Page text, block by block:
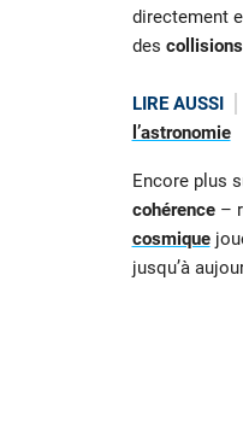
directement
des collisions
LIRE AUSSI
l’astronomie
Encore plus
cohérence–
cosmique
jusqu’à